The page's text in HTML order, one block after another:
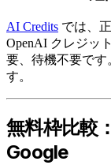
AI Credits では、
OpenAI クレジッ
要、待機不要で
す。
無料枠比較
Google